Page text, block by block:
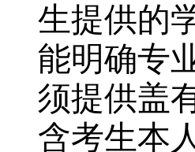
生提供的
能明确专
须提供盖
含考生本